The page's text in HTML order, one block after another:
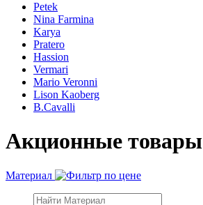
Petek
Nina Farmina
Karya
Pratero
Hassion
Vermari
Mario Veronni
Lison Kaoberg
B.Cavalli
Акционные товары
Материал